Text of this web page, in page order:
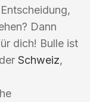
Dann
dich! Bulle ist
Schweiz,